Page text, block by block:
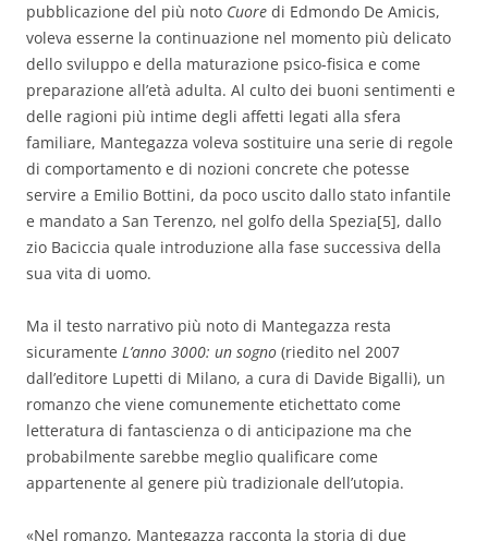
pubblicazione del più noto Cuore di Edmondo De Amicis,
voleva esserne la continuazione nel momento più delicato
dello sviluppo e della maturazione psico-fisica e come
preparazione all’età adulta. Al culto dei buoni sentimenti e
delle ragioni più intime degli affetti legati alla sfera
familiare, Mantegazza voleva sostituire una serie di regole
di comportamento e di nozioni concrete che potesse
servire a Emilio Bottini, da poco uscito dallo stato infantile
e mandato a San Terenzo, nel golfo della Spezia[5], dallo
zio Baciccia quale introduzione alla fase successiva della
sua vita di uomo.
Ma il testo narrativo più noto di Mantegazza resta
sicuramente L’anno 3000: un sogno (riedito nel 2007
dall’editore Lupetti di Milano, a cura di Davide Bigalli), un
romanzo che viene comunemente etichettato come
letteratura di fantascienza o di anticipazione ma che
probabilmente sarebbe meglio qualificare come
appartenente al genere più tradizionale dell’utopia.
«Nel romanzo, Mantegazza racconta la storia di due